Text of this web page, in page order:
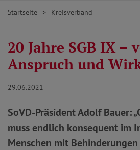
Startseite Kreisverband
20 Jahre SGB IX –
Anspruch und
29.06.2021
SoVD-Präsident Adolf Bauer:
muss endlich konsequent im
Menschen mit